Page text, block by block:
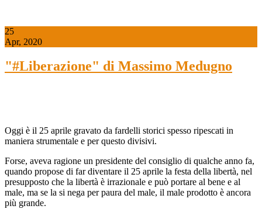
25
Apr, 2020
"#Liberazione" di Massimo Medugno
Oggi è il 25 aprile gravato da fardelli storici spesso ripescati in
maniera strumentale e per questo divisivi.
Forse, aveva ragione un presidente del consiglio di qualche anno fa,
quando propose di far diventare il 25 aprile la festa della libertà, nel
presupposto che la libertà è irrazionale e può portare al bene e al
male, ma se la si nega per paura del male, il male prodotto è ancora
più grande.